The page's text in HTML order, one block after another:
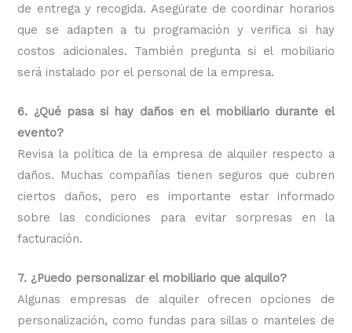
de entrega y recogida. Asegúrate de coordinar horarios
que se adapten a tu programación y verifica si hay
costos adicionales. También pregunta si el mobiliario
será instalado por el personal de la empresa.
6. ¿Qué pasa si hay daños en el mobiliario durante el
evento?
Revisa la política de la empresa de alquiler respecto a
daños. Muchas compañías tienen seguros que cubren
ciertos daños, pero es importante estar informado
sobre las condiciones para evitar sorpresas en la
facturación.
7. ¿Puedo personalizar el mobiliario que alquilo?
Algunas empresas de alquiler ofrecen opciones de
personalización, como fundas para sillas o manteles de